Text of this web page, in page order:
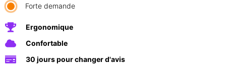
Forte demande
Ergonomique
Confortable
30 jours pour changer d'avis